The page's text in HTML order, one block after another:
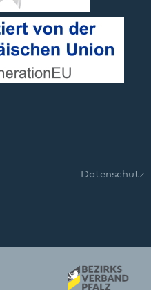
Datenschutz